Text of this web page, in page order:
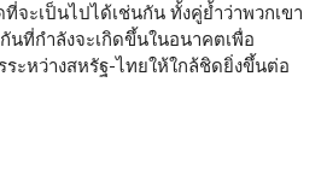
จะเป็นไปได้เช่นกัน ทั้งคู่ย้ำว่าพวกเขา
นที่กำลังจะเกิดขึ้นในอนาคตเพื่อ
ะหว่างสหรัฐ-ไทยให้ใกล้ชิดยิ่งขึ้นต่อ